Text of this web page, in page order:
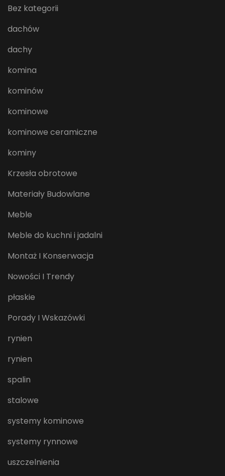
Bez kategorii
dachów
dachy
komina
kominów
kominowe
kominowe ceramiczne
kominy
Krzesła obrotowe
Materiały Budowlane
Meble
Meble do kuchni i jadalni
Montaż I Konserwacja
Nowości I Trendy
płaskie
Porady I Wskazówki
rynien
rynien
spalin
stalowe
systemy kominowe
systemy rynnowe
uszczelnienia